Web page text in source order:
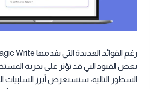
بعض القيود التي قد تؤثر على تجربة
السطور التالية، سنستعرض أبرز السلبيات